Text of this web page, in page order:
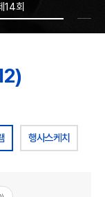
14회
행사스케치